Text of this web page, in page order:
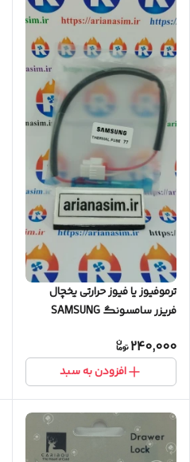
ترموفیوز یا فیوز حرارتی یخچال
فریزر سامسونگ SAMSUNG
240,000
افزودن به سبد